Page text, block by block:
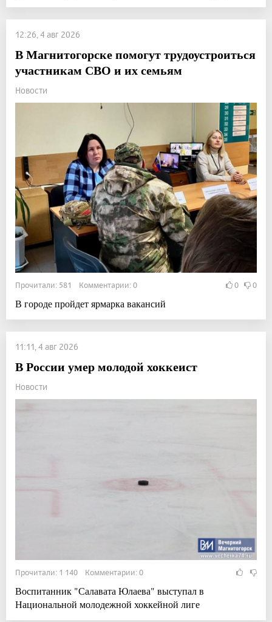
12:26, 4 авг 2026
В Магнитогорске помогут трудоустроиться
участникам СВО и их семьям
Новости
Прочитали: 581 Комментарии: 0 0 0
В городе пройдет ярмарка вакансий
11:11, 4 авг 2026
В России умер молодой хоккеист
Новости
Прочитали: 1 140 Комментарии: 0
Воспитанник "Салавата Юлаева" выступал в
Национальной молодежной хоккейной лиге